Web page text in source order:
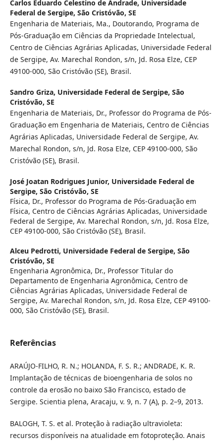
Carlos Eduardo Celestino de Andrade, Universidade
Federal de Sergipe, São Cristóvão, SE
Engenharia de Materiais, Ma., Doutorando, Programa de
Pós-Graduação em Ciências da Propriedade Intelectual,
Centro de Ciências Agrárias Aplicadas, Universidade Federal
de Sergipe, Av. Marechal Rondon, s/n, Jd. Rosa Elze, CEP
49100-000, São Cristóvão (SE), Brasil.
Sandro Griza, Universidade Federal de Sergipe, São
Cristóvão, SE
Engenharia de Materiais, Dr., Professor do Programa de Pós-
Graduação em Engenharia de Materiais, Centro de Ciências
Agrárias Aplicadas, Universidade Federal de Sergipe, Av.
Marechal Rondon, s/n, Jd. Rosa Elze, CEP 49100-000, São
Cristóvão (SE), Brasil.
José Joatan Rodrigues Junior, Universidade Federal de
Sergipe, São Cristóvão, SE
Física, Dr., Professor do Programa de Pós-Graduação em
Física, Centro de Ciências Agrárias Aplicadas, Universidade
Federal de Sergipe, Av. Marechal Rondon, s/n, Jd. Rosa Elze,
CEP 49100-000, São Cristóvão (SE), Brasil.
Alceu Pedrotti, Universidade Federal de Sergipe, São
Cristóvão, SE
Engenharia Agronômica, Dr., Professor Titular do
Departamento de Engenharia Agronômica, Centro de
Ciências Agrárias Aplicadas, Universidade Federal de
Sergipe, Av. Marechal Rondon, s/n, Jd. Rosa Elze, CEP 49100-
000, São Cristóvão (SE), Brasil.
Referências
ARAÚJO-FILHO, R. N.; HOLANDA, F. S. R.; ANDRADE, K. R.
Implantação de técnicas de bioengenharia de solos no
controle da erosão no baixo São Francisco, estado de
Sergipe. Scientia plena, Aracaju, v. 9, n. 7 (A), p. 2–9, 2013.
BALOGH, T. S. et al. Proteção à radiação ultravioleta:
recursos disponíveis na atualidade em fotoproteção. Anais